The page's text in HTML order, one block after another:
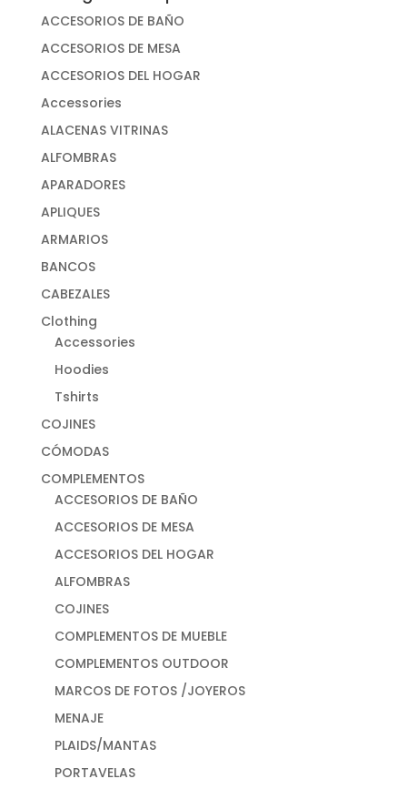
ACCESORIOS DE BAÑO
ACCESORIOS DE MESA
ACCESORIOS DEL HOGAR
Accessories
ALACENAS VITRINAS
ALFOMBRAS
APARADORES
APLIQUES
ARMARIOS
BANCOS
CABEZALES
Clothing
Accessories
Hoodies
Tshirts
COJINES
CÓMODAS
COMPLEMENTOS
ACCESORIOS DE BAÑO
ACCESORIOS DE MESA
ACCESORIOS DEL HOGAR
ALFOMBRAS
COJINES
COMPLEMENTOS DE MUEBLE
COMPLEMENTOS OUTDOOR
MARCOS DE FOTOS /JOYEROS
MENAJE
PLAIDS/MANTAS
PORTAVELAS